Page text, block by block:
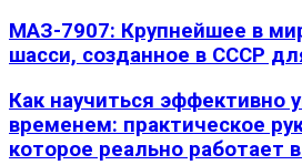
МАЗ-7907: Крупнейшее в
шасси, созданное в СССР
Как научиться эффективно
временем: практическое
которое реально работает